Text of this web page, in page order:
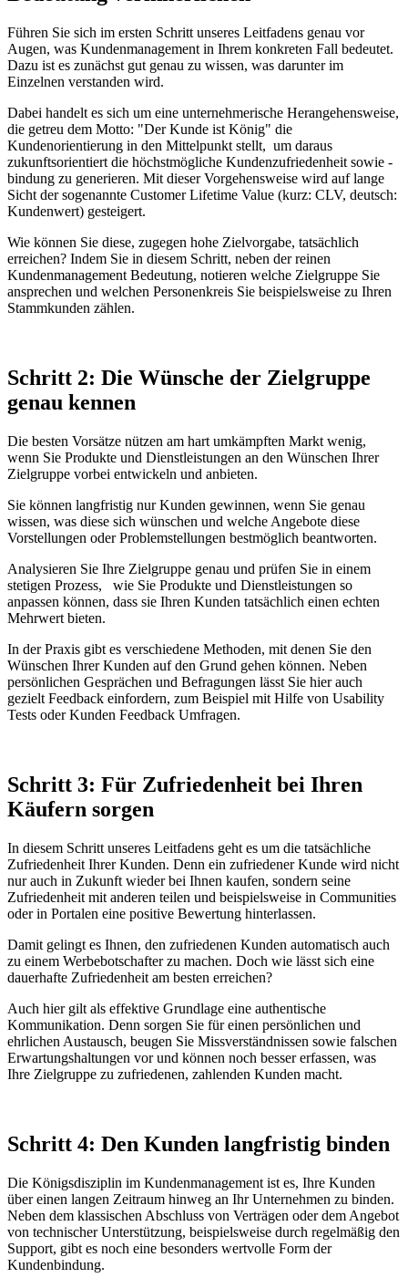
Führen Sie sich im ersten Schritt unseres Leitfadens genau vor
Augen, was Kundenmanagement in Ihrem konkreten Fall bedeutet.
Dazu ist es zunächst gut genau zu wissen, was darunter im
Einzelnen verstanden wird.
Dabei handelt es sich um eine unternehmerische Herangehensweise,
die getreu dem Motto: "Der Kunde ist König" die
Kundenorientierung in den Mittelpunkt stellt, um daraus
zukunftsorientiert die höchstmögliche Kundenzufriedenheit sowie -
bindung zu generieren. Mit dieser Vorgehensweise wird auf lange
Sicht der sogenannte Customer Lifetime Value (kurz: CLV, deutsch:
Kundenwert) gesteigert.
Wie können Sie diese, zugegen hohe Zielvorgabe, tatsächlich
erreichen? Indem Sie in diesem Schritt, neben der reinen
Kundenmanagement Bedeutung, notieren welche Zielgruppe Sie
ansprechen und welchen Personenkreis Sie beispielsweise zu Ihren
Stammkunden zählen.
Schritt 2: Die Wünsche der Zielgruppe
genau kennen
Die besten Vorsätze nützen am hart umkämpften Markt wenig,
wenn Sie Produkte und Dienstleistungen an den Wünschen Ihrer
Zielgruppe vorbei entwickeln und anbieten.
Sie können langfristig nur Kunden gewinnen, wenn Sie genau
wissen, was diese sich wünschen und welche Angebote diese
Vorstellungen oder Problemstellungen bestmöglich beantworten.
Analysieren Sie Ihre Zielgruppe genau und prüfen Sie in einem
stetigen Prozess, wie Sie Produkte und Dienstleistungen so
anpassen können, dass sie Ihren Kunden tatsächlich einen echten
Mehrwert bieten.
In der Praxis gibt es verschiedene Methoden, mit denen Sie den
Wünschen Ihrer Kunden auf den Grund gehen können. Neben
persönlichen Gesprächen und Befragungen lässt Sie hier auch
gezielt Feedback einfordern, zum Beispiel mit Hilfe von Usability
Tests oder Kunden Feedback Umfragen.
Schritt 3: Für Zufriedenheit bei Ihren
Käufern sorgen
In diesem Schritt unseres Leitfadens geht es um die tatsächliche
Zufriedenheit Ihrer Kunden. Denn ein zufriedener Kunde wird nicht
nur auch in Zukunft wieder bei Ihnen kaufen, sondern seine
Zufriedenheit mit anderen teilen und beispielsweise in Communities
oder in Portalen eine positive Bewertung hinterlassen.
Damit gelingt es Ihnen, den zufriedenen Kunden automatisch auch
zu einem Werbebotschafter zu machen. Doch wie lässt sich eine
dauerhafte Zufriedenheit am besten erreichen?
Auch hier gilt als effektive Grundlage eine authentische
Kommunikation. Denn sorgen Sie für einen persönlichen und
ehrlichen Austausch, beugen Sie Missverständnissen sowie falschen
Erwartungshaltungen vor und können noch besser erfassen, was
Ihre Zielgruppe zu zufriedenen, zahlenden Kunden macht.
Schritt 4: Den Kunden langfristig binden
Die Königsdisziplin im Kundenmanagement ist es, Ihre Kunden
über einen langen Zeitraum hinweg an Ihr Unternehmen zu binden.
Neben dem klassischen Abschluss von Verträgen oder dem Angebot
von technischer Unterstützung, beispielsweise durch regelmäßig den
Support, gibt es noch eine besonders wertvolle Form der
Kundenbindung.